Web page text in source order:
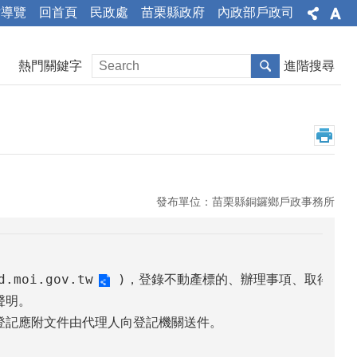
覽 回首頁 民政處 苗栗縣政府 內政部戶政司
熱門關鍵字 進階搜尋
發布單位：苗栗縣銅鑼鄉戶政事務所
)，登錄不動產標的、辦理事項、取得權
。
附文件由代理人向登記機關送件。